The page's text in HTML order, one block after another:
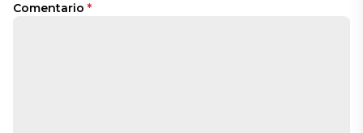
Comentario *